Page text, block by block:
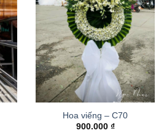
Hoa viếng – C70
900.000 ₫